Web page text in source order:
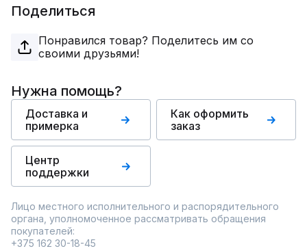
Поделиться
Понравился товар? Поделитесь им со
своими друзьями!
Нужна помощь?
Доставка и
примерка
Как оформить
заказ
Центр
поддержки
Лицо местного исполнительного и распорядительного
органа, уполномоченное рассматривать обращения
покупателей:
+375 162 30-18-45